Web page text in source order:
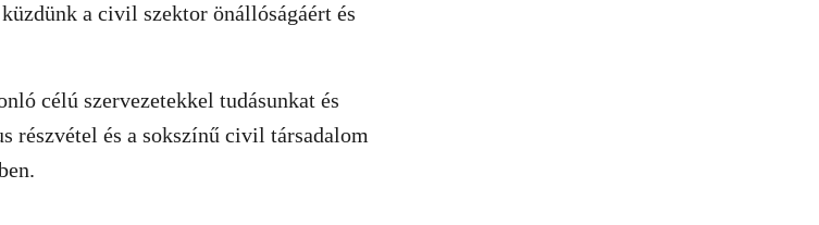
a civil szektor önállóságáért és
célú szervezetekkel tudásunkat és
részvétel és a sokszínű civil társadalom